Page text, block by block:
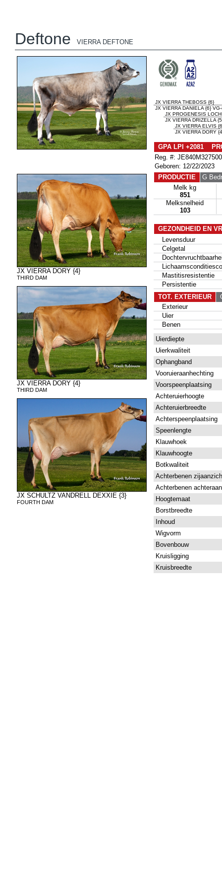
Deftone VIERRA DEFTONE
JX VIERRA DORY {4}
THIRD DAM
JX VIERRA DORY {4}
THIRD DAM
JX SCHULTZ VANDRELL DEXXIE {3}
FOURTH DAM
JX VIERRA THEBOSS {6}
JX VIERRA DANIELA {6}
JX PROGENESIS
JX VIERRA DRIZELLA
JX VIERRA ELVIS
JX VIERRA DORY
GPA LPI +2081
Reg. #:
Geboren: 12/22/2023
PRODUCTIE
G
Melk kg
851
Melksnelheid
103
GEZONDHEID EN
Levensduur
Celgetal
Mastitisresistentie
Persistentie
TOT. EXTERIEUR
Exterieur
Uier
Benen
Uierdiepte
Uierkwaliteit
Ophangband
Vooruieraanhechting
Voorspeenplaatsing
Achteruierhoogte
Achteruierbreedte
Achterspeenplaatsing
Speenlengte
Klauwhoek
Klauwhoogte
Botkwaliteit
Achterbenen
Achterbenen
Hoogtemaat
Borstbreedte
Inhoud
Wigvorm
Bovenbouw
Kruisligging
Kruisbreedte